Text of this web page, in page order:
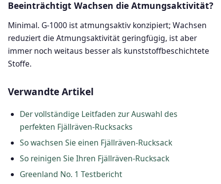
Beeinträchtigt Wachsen die Atmungsaktivität?
Minimal. G-1000 ist atmungsaktiv konzipiert; Wachsen
reduziert die Atmungsaktivität geringfügig, ist aber
immer noch weitaus besser als kunststoffbeschichtete
Stoffe.
Verwandte Artikel
Der vollständige Leitfaden zur Auswahl des
perfekten Fjällräven-Rucksacks
So wachsen Sie einen Fjällräven-Rucksack
So reinigen Sie Ihren Fjällräven-Rucksack
Greenland No. 1 Testbericht